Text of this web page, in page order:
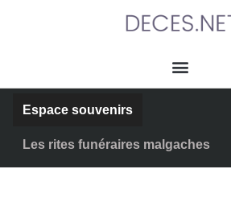
Espace souvenirs
Les rites funéraires malgaches